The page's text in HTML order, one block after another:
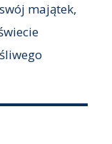
majątek,